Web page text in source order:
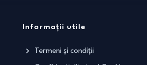
Informații utile
Termeni și condiții